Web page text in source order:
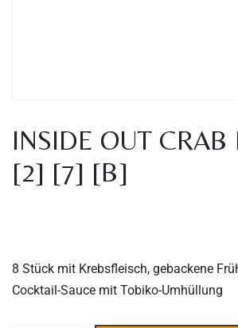
INSIDE OUT CRAB
[2] [7] [B]
8 Stück mit Krebsfleisch, gebackene
Cocktail-Sauce mit Tobiko-Umhüllung